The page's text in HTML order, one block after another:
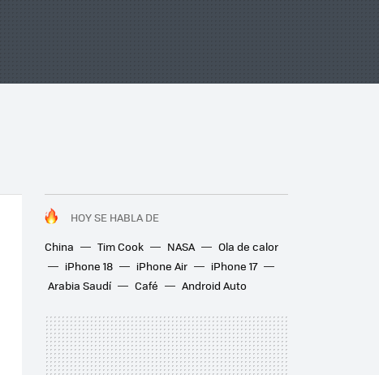
HOY SE HABLA DE
China
Tim Cook NASA
Ola de calor
iPhone 18
iPhone Air
iPhone 17
Arabia Saudí
Café Android Auto